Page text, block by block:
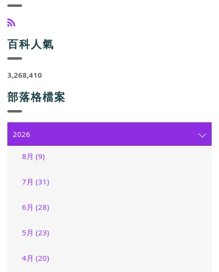
百科人氣
3,268,410
部落格檔案
2026
8月 (9)
7月 (31)
6月 (28)
5月 (23)
4月 (20)